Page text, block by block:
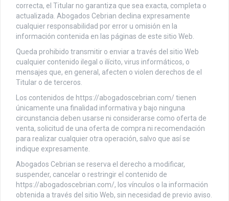
correcta, el Titular no garantiza que sea exacta, completa o
actualizada. Abogados Cebrian declina expresamente
cualquier responsabilidad por error u omisión en la
información contenida en las páginas de este sitio Web.
Queda prohibido transmitir o enviar a través del sitio Web
cualquier contenido ilegal o ilícito, virus informáticos, o
mensajes que, en general, afecten o violen derechos de el
Titular o de terceros.
Los contenidos de https://abogadoscebrian.com/ tienen
únicamente una finalidad informativa y bajo ninguna
circunstancia deben usarse ni considerarse como oferta de
venta, solicitud de una oferta de compra ni recomendación
para realizar cualquier otra operación, salvo que así se
indique expresamente.
Abogados Cebrian se reserva el derecho a modificar,
suspender, cancelar o restringir el contenido de
https://abogadoscebrian.com/, los vínculos o la información
obtenida a través del sitio Web, sin necesidad de previo aviso.